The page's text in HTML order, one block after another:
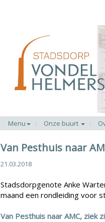
Menu Onze buurt
Van Pesthuis naar
21.03.2018
Stadsdorpgenote Anke
maand een rondleiding voor
Van Pesthuis naar AMC, ziek